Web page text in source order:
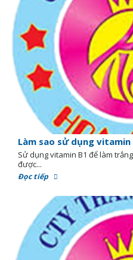
Làm sao sử dụng
Sử dụng vitamin B1 để làm
được...
Đọc tiếp